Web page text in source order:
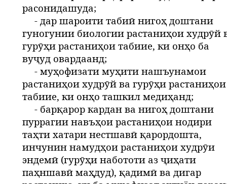
расонидашуда;
- дар шароити табиӣ нигоҳ доштани
гуногунии биологии растаниҳои худрӯй
гурӯҳи растаниҳои табиие, ки онҳо ба
вуҷуд овардаанд;
- муҳофизати муҳити нашъунамои
растаниҳои худрӯй ва гурӯҳи растаниҳои
табиие, ки онҳо ташкил медиҳанд;
- барқарор кардан ва нигоҳ доштани
пуррагии навъҳои растаниҳои нодири
таҳти хатари нестшавӣ қарордошта,
инчунин намудҳои растаниҳои худрӯи
эндемӣ (гурӯҳи набототи аз ҷиҳати
паҳншавӣ маҳдуд), қадимӣ ва дигар